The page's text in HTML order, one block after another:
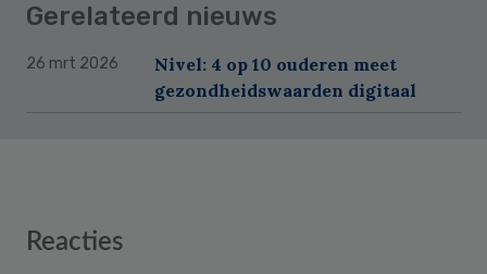
Gerelateerd nieuws
26 mrt 2026
Nivel: 4 op 10 ouderen meet
gezondheidswaarden digitaal
Reader
Reacties